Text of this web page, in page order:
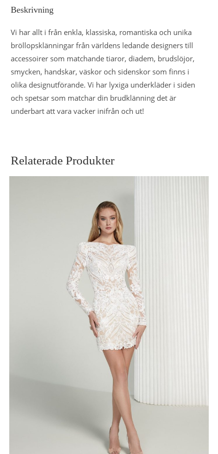
Beskrivning
Vi har allt i från enkla, klassiska, romantiska och unika
bröllopsklänningar från världens ledande designers till
accessoirer som matchande tiaror, diadem, brudslöjor,
smycken, handskar, väskor och sidenskor som finns i
olika designutförande. Vi har lyxiga underkläder i siden
och spetsar som matchar din brudklänning det är
underbart att vara vacker inifrån och ut!
Relaterade Produkter